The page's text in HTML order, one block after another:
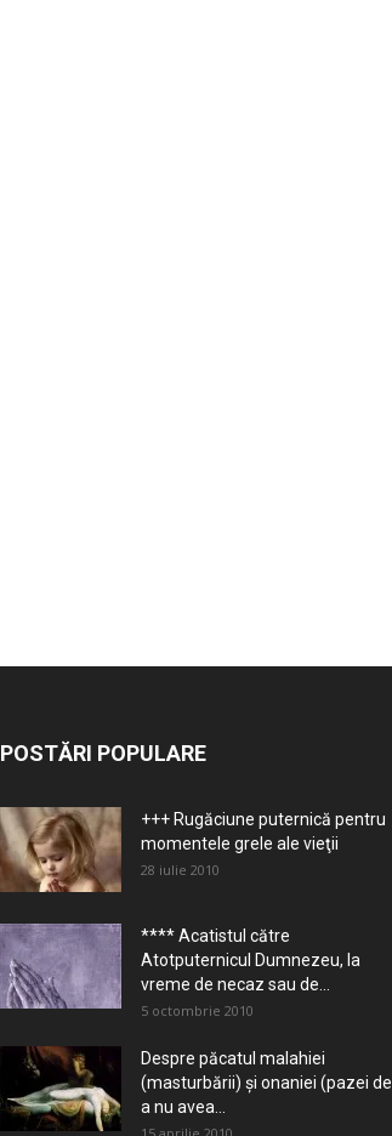
POSTĂRI POPULARE
+++ Rugăciune puternică pentru
momentele grele ale vieţii
28 iulie 2010
**** Acatistul către
Atotputernicul Dumnezeu, la
vreme de necaz sau de...
5 octombrie 2010
Despre păcatul malahiei
(masturbării) şi onaniei (pazei de
a nu avea...